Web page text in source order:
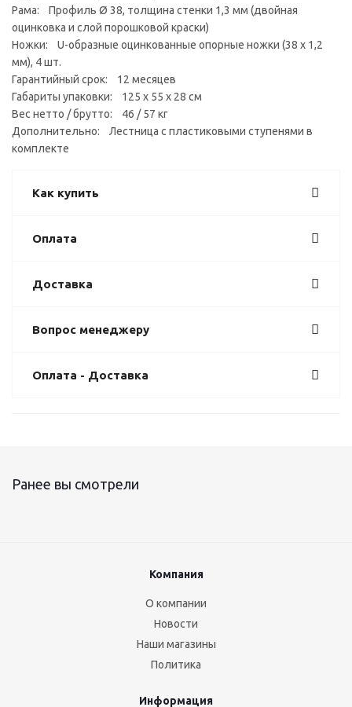
Рама: Профиль Ø 38, толщина стенки 1,3 мм (двойная
оцинковка и слой порошковой краски)
Ножки: U-образные оцинкованные опорные ножки (38 х 1,2
мм), 4 шт.
Гарантийный срок: 12 месяцев
Габариты упаковки: 125 х 55 х 28 см
Вес нетто / брутто: 46 / 57 кг
Дополнительно: Лестница с пластиковыми ступенями в
комплекте
Как купить
Оплата
Доставка
Вопрос менеджеру
Оплата - Доставка
Ранее вы смотрели
Компания
О компании
Новости
Наши магазины
Политика
Информация